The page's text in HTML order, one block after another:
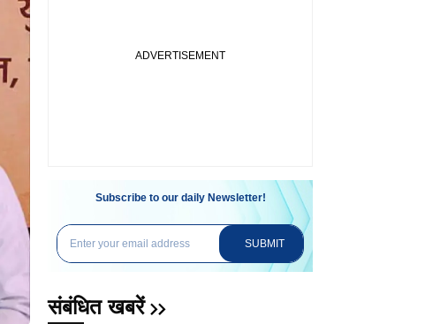
Subscribe to our daily Newsletter!
SUBMIT
संबंधित खबरें